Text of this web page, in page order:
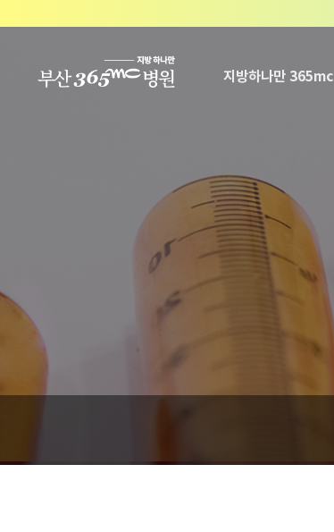
지방하나만 365mc